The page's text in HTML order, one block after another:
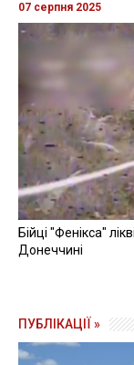
07 серпня 2025
Бійці "Фенікса"
Донеччині
ПУБЛІКАЦІЇ »